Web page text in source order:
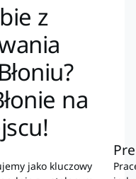
z
na
jako kluczowy